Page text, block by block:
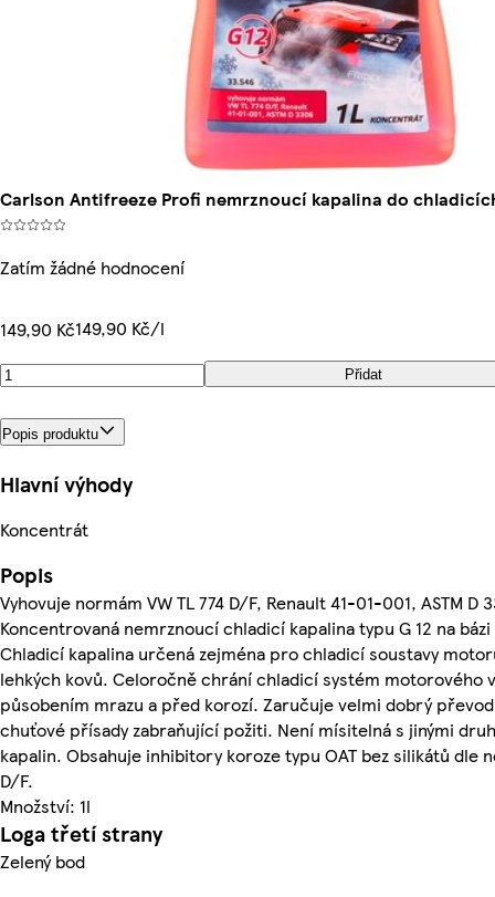
Carlson Antifreeze Profi nemrznoucí kapalina do
Zatím žádné hodnocení
149,90 Kč149,90 Kč/l
Přidat
Popis produktu
Hlavní výhody
Koncentrát
Popis
Vyhovuje normám VW TL 774 D/F, Renault 41-01-001, ASTM D
Koncentrovaná nemrznoucí chladicí kapalina typu G 12 na
Chladicí kapalina určená zejména pro chladicí soustavy
lehkých kovů. Celoročně chrání chladicí systém motorového
působením mrazu a před korozí. Zaručuje velmi dobrý
chuťové přísady zabraňující požiti. Není mísitelná s jinými
kapalin. Obsahuje inhibitory koroze typu OAT bez silikátů dle
D/F.
Množství: 1l
Loga třetí strany
Zelený bod